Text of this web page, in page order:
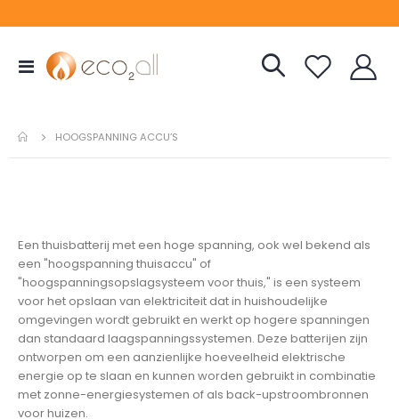
Toggle
Nav
HOOGSPANNING ACCU’S
Een thuisbatterij met een hoge spanning, ook wel bekend als
een "hoogspanning thuisaccu" of
"hoogspanningsopslagsysteem voor thuis," is een systeem
voor het opslaan van elektriciteit dat in huishoudelijke
omgevingen wordt gebruikt en werkt op hogere spanningen
dan standaard laagspanningssystemen. Deze batterijen zijn
ontworpen om een aanzienlijke hoeveelheid elektrische
energie op te slaan en kunnen worden gebruikt in combinatie
met zonne-energiesystemen of als back-upstroombronnen
voor huizen.